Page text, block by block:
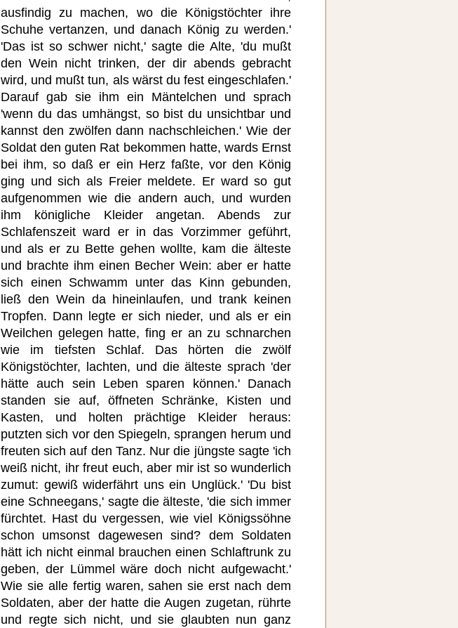
ausfindig zu machen, wo die Königstöchter ihre
Schuhe vertanzen, und danach König zu werden.'
'Das ist so schwer nicht,' sagte die Alte, 'du mußt
den Wein nicht trinken, der dir abends gebracht
wird, und mußt tun, als wärst du fest eingeschlafen.'
Darauf gab sie ihm ein Mäntelchen und sprach
'wenn du das umhängst, so bist du unsichtbar und
kannst den zwölfen dann nachschleichen.' Wie der
Soldat den guten Rat bekommen hatte, wards Ernst
bei ihm, so daß er ein Herz faßte, vor den König
ging und sich als Freier meldete. Er ward so gut
aufgenommen wie die andern auch, und wurden
ihm königliche Kleider angetan. Abends zur
Schlafenszeit ward er in das Vorzimmer geführt,
und als er zu Bette gehen wollte, kam die älteste
und brachte ihm einen Becher Wein: aber er hatte
sich einen Schwamm unter das Kinn gebunden,
ließ den Wein da hineinlaufen, und trank keinen
Tropfen. Dann legte er sich nieder, und als er ein
Weilchen gelegen hatte, fing er an zu schnarchen
wie im tiefsten Schlaf. Das hörten die zwölf
Königstöchter, lachten, und die älteste sprach 'der
hätte auch sein Leben sparen können.' Danach
standen sie auf, öffneten Schränke, Kisten und
Kasten, und holten prächtige Kleider heraus:
putzten sich vor den Spiegeln, sprangen herum und
freuten sich auf den Tanz. Nur die jüngste sagte 'ich
weiß nicht, ihr freut euch, aber mir ist so wunderlich
zumut: gewiß widerfährt uns ein Unglück.' 'Du bist
eine Schneegans,' sagte die älteste, 'die sich immer
fürchtet. Hast du vergessen, wie viel Königssöhne
schon umsonst dagewesen sind? dem Soldaten
hätt ich nicht einmal brauchen einen Schlaftrunk zu
geben, der Lümmel wäre doch nicht aufgewacht.'
Wie sie alle fertig waren, sahen sie erst nach dem
Soldaten, aber der hatte die Augen zugetan, rührte
und regte sich nicht, und sie glaubten nun ganz